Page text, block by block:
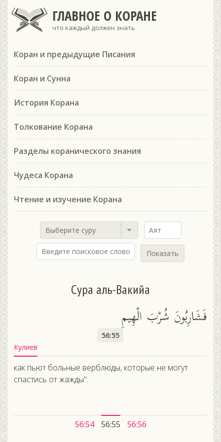
ГЛАВНОЕ О КОРАНЕ
что каждый должен знать
Коран и предыдущие Писания
Коран и Сунна
История Корана
Толкование Корана
Разделы коранического знания
Чудеса Корана
Чтение и изучение Корана
Выберите суру
Показать
Сура аль-Вакийа
فَشَارِبُونَ شُرْبَ الْهِيمِ
56:55
Кулиев
как пьют больные верблюды, которые не могут
спастись от жажды".
56:54 56:55 56:56